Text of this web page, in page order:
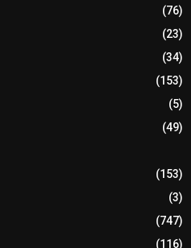
(76)
(23)
(34)
(153)
(5)
(49)
(153)
(3)
(747)
(116)